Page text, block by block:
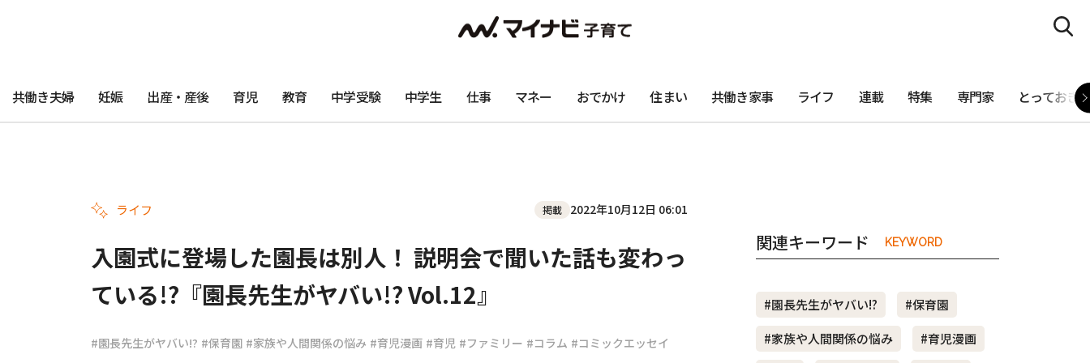
共働き夫婦 妊娠 出産・産後 育児 教育 中学受験 中学生 仕事 マネー おでかけ 住まい 共働き家事 ライフ 連載 特集 専門家 とっておき
ライフ 掲載 2022年10月12日 06:01
入園式に登場した園長は別人！ 説明会で聞いた話も変わっ
ている!?『園長先生がヤバい!? Vol.12』
#園長先生がヤバい!? #保育園 #家族や人間関係の悩み #育児漫画 #育児 #ファミリー #コラム #コミックエッセイ
関連キーワード KEYWORD
#園長先生がヤバい!?
#保育園
#家族や人間関係の悩み
#育児漫画